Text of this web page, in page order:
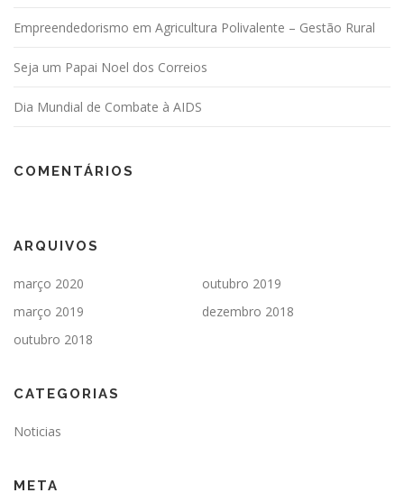
Empreendedorismo em Agricultura Polivalente – Gestão Rural
Seja um Papai Noel dos Correios
Dia Mundial de Combate à AIDS
COMENTÁRIOS
ARQUIVOS
março 2020
outubro 2019
março 2019
dezembro 2018
outubro 2018
CATEGORIAS
Noticias
META